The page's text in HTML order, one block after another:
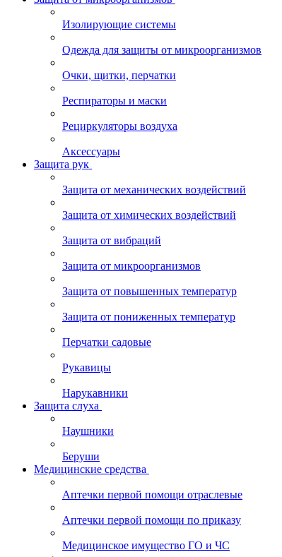
Изолирующие системы
Одежда для защиты от микроорганизмов
Очки, щитки, перчатки
Респираторы и маски
Рециркуляторы воздуха
Аксессуары
Защита рук
Защита от механических воздействий
Защита от химических воздействий
Защита от вибраций
Защита от микроорганизмов
Защита от повышенных температур
Защита от пониженных температур
Перчатки садовые
Рукавицы
Нарукавники
Защита слуха
Наушники
Беруши
Медицинские средства
Аптечки первой помощи отраслевые
Аптечки первой помощи по приказу
Медицинское имущество ГО и ЧС